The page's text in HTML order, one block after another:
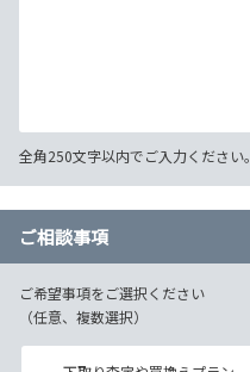
全角250文字以内でご入力ください。
ご相談事項
ご希望事項をご選択ください
（任意、複数選択）